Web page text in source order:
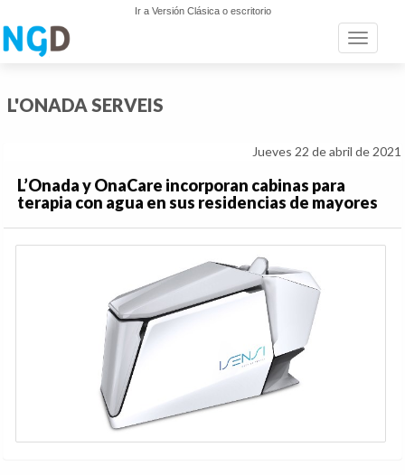
Ir a Versión Clásica o escritorio
Toggle
L'ONADA SERVEIS
Jueves 22 de abril de 2021
L’Onada y OnaCare incorporan cabinas para
terapia con agua en sus residencias de mayores